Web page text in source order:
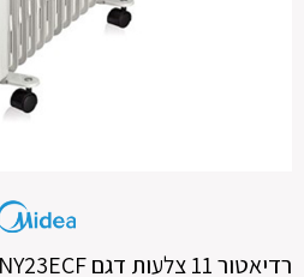
רדיאטור 11 צלעות דגם NY23ECF